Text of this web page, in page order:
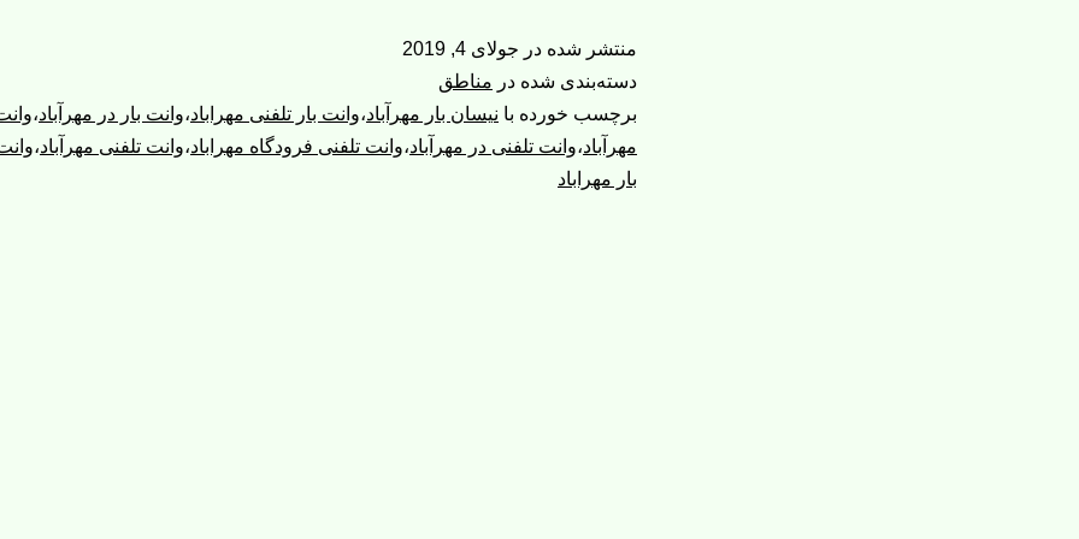
وانت
بار
منتشر شده در جولای 4, 2019
دسته‌بندی شده در مناطق
برچسب خورده با نیسان بار مهرآباد،وانت بار تلفنی مهراباد،وانت بار در مهرآباد،
مهرآباد،وانت تلفنی در مهرآباد،وانت تلفنی فرودگاه مهراباد،وانت تلفنی مهرآباد،
بار مهراباد